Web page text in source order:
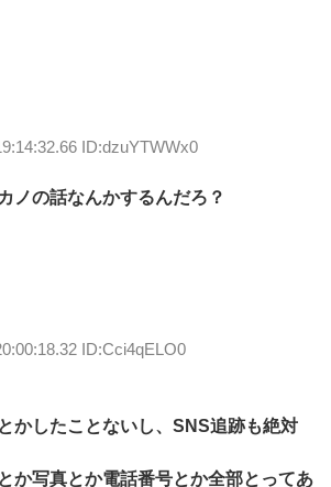
ID:dzuYTWWx0
ノの話なんかするんだろ？
ID:Cci4qELO0
かしたことないし、SNS追跡も絶対
か写真とか電話番号とか全部とってあ